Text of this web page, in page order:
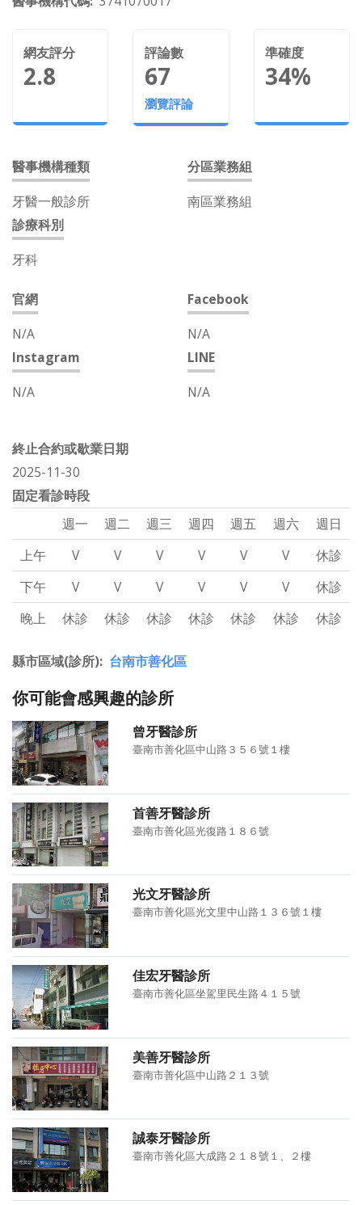
網友評分
2.8
評論數
67
瀏覽評論
準確度
34%
醫事機構種類
牙醫一般診所
分區業務組
南區業務組
診療科別
牙科
官網
N/A
Facebook
N/A
Instagram
N/A
LINE
N/A
終止合約或歇業日期
2025-11-30
固定看診時段
週一
週二 週三 週四 週五 週六
週日
上午
V V V V V V
休診
下午
V V V V V V
休診
晚上
休診 休診 休診 休診 休診 休診 休診
縣市區域(診所) 台南市善化區
你可能會感興趣的診所
曾牙醫診所
臺南市善化區中山路３５６號１樓
首善牙醫診所
臺南市善化區光復路１８６號
光文牙醫診所
臺南市善化區光文里中山路１３６號１樓
佳宏牙醫診所
臺南市善化區坐駕里民生路４１５號
美善牙醫診所
臺南市善化區中山路２１３號
誠泰牙醫診所
臺南市善化區大成路２１８號１、２樓